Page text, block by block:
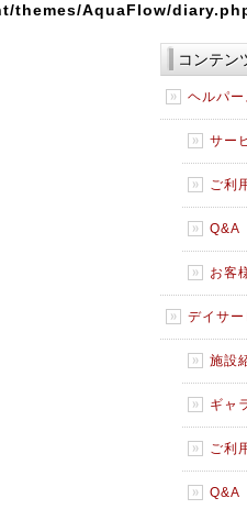
themes/AquaFlow/
コンテン
ヘルパ
サー
ご利
Q&A
お客
デイサ
施設
ギャ
ご利
Q&A